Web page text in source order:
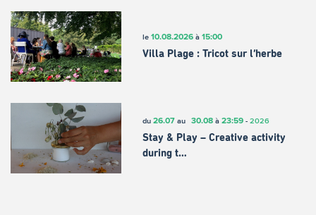
le 10.08.2026à 15:00
Villa Plage : Tricot sur l’herbe
du 26.07au 30.08à 23:59- 2026
Stay & Play – Creative activity
during t…